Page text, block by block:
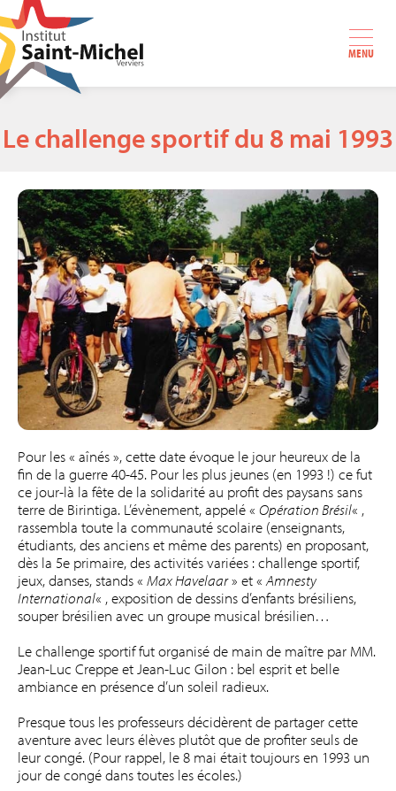
MENU
Le challenge sportif du 8 mai 1993
Pour les « aînés », cette date évoque le jour heureux de la
fin de la guerre 40-45. Pour les plus jeunes (en 1993 !) ce fut
ce jour-là la fête de la solidarité au profit des paysans sans
terre de Birintiga. L’évènement, appelé « Opération Brésil« ,
rassembla toute la communauté scolaire (enseignants,
étudiants, des anciens et même des parents) en proposant,
dès la 5e primaire, des activités variées : challenge sportif,
jeux, danses, stands « Max Havelaar» et « Amnesty
International« , exposition de dessins d’enfants brésiliens,
souper brésilien avec un groupe musical brésilien…
Le challenge sportif fut organisé de main de maître par MM.
Jean-Luc Creppe et Jean-Luc Gilon : bel esprit et belle
ambiance en présence d’un soleil radieux.
Presque tous les professeurs décidèrent de partager cette
aventure avec leurs élèves plutôt que de profiter seuls de
leur congé. (Pour rappel, le 8 mai était toujours en 1993 un
jour de congé dans toutes les écoles.)